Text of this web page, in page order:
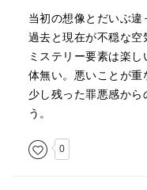
当初の想像とだいぶ違
過去と現在が不穏な
ミステリー要素は楽
体無い。悪いことが重
少し残った罪悪感か
う。
0